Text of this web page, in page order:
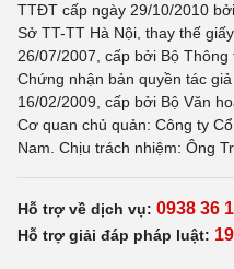
TTĐT cấp ngày 29/10/2010 bởi
Sở TT-TT Hà Nội, thay thế
26/07/2007, cấp bởi Bộ Thông
Chứng nhận bản quyền tác
16/02/2009, cấp bởi Bộ Văn
Cơ quan chủ quản: Công ty
Nam. Chịu trách nhiệm: Ông
Hỗ trợ về dịch vụ: 0938 36
Hỗ trợ giải đáp pháp luật: